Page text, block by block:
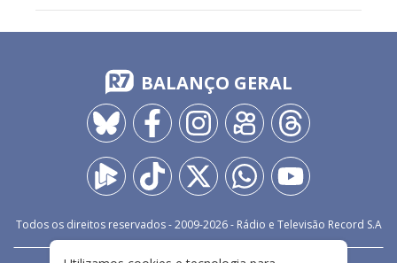
BALANÇO GERAL
Todos os direitos reservados - 2009-2026- Rádio e Televisão Record S.A